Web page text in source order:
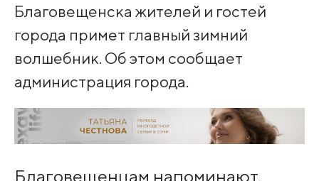
Благовещенска жителей и гостей
города примет главный зимний
волшебник. Об этом сообщает
администрация города.
Благовещенцам напоминают,